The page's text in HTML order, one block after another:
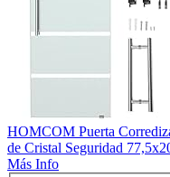
HOMCOM Puerta
de Cristal Seguridad
Más Info